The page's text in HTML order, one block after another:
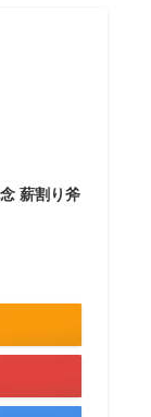
薪割り斧